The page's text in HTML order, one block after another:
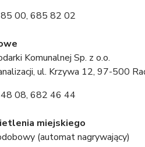
00, 685 82 02
Komunalnej Sp. z o.o.
ul. Krzywa 12, 97-500
08, 682 46 44
miejskiego
(automat nagrywający)